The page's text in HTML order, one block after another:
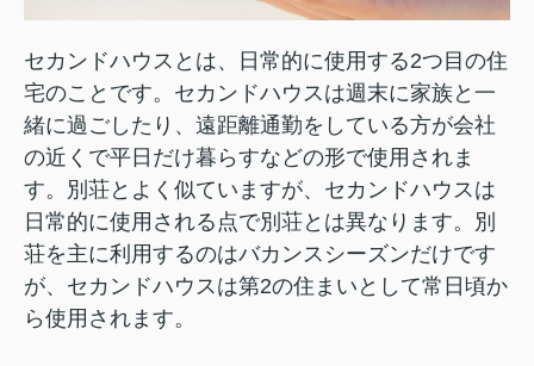
セカンドハウスとは、日常的に使用する2つ目の住
宅のことです。セカンドハウスは週末に家族と一
緒に過ごしたり、遠距離通勤をしている方が会社
の近くで平日だけ暮らすなどの形で使用されま
す。別荘とよく似ていますが、セカンドハウスは
日常的に使用される点で別荘とは異なります。別
荘を主に利用するのはバカンスシーズンだけです
が、セカンドハウスは第2の住まいとして常日頃か
ら使用されます。